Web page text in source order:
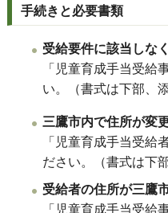
手続きと必要書類
受給要件に該当しな
「児童育成手当受給
い。（書式は下部、
三鷹市内で住所が変
「児童育成手当受給
ださい。（書式は下
受給者の住所が三鷹
「児童育成手当受給